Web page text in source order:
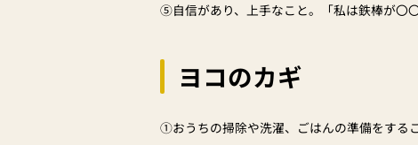
⑤自信があり、上手なこと。「私は鉄棒が〇〇
ヨコのカギ
①おうちの掃除や洗濯、ごはんの準備をする